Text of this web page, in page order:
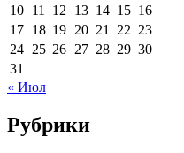
10 11 12 13 14 15 16
17 18 19 20 21 22 23
24 25 26 27 28 29 30
31
« Июл
Рубрики